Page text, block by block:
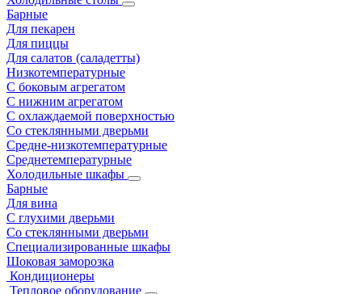
Барные
Для пекарен
Для пиццы
Для салатов (саладетты)
Низкотемпературные
С боковым агрегатом
С нижним агрегатом
С охлаждаемой поверхностью
Со стеклянными дверьми
Средне-низкотемпературные
Среднетемпературные
Холодильные шкафы
Барные
Для вина
С глухими дверьми
Со стеклянными дверьми
Специализированные шкафы
Шоковая заморозка
Кондиционеры
Тепловое оборудование